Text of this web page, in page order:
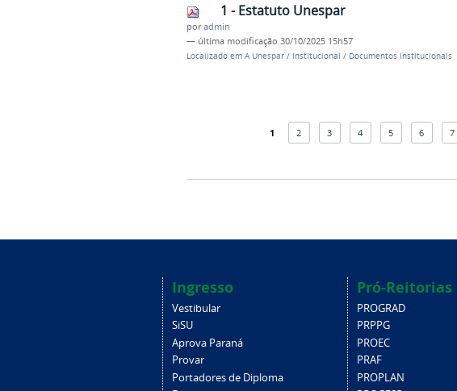
1 - Estatuto Unespar
poradmin
— última modificação 30/10/2025 15h57
Localizado em A Unespar / Institucional / Documentos Institucionais
1 2 3 4 5 6 7
Ingresso
Vestibular
SiSU
Aprova Paraná
Provar
Portadores de Diploma
Pró-Reitorias
PROGRAD
PRPPG
PROEC
PRAF
PROPLAN